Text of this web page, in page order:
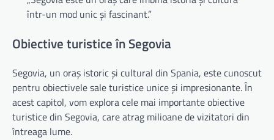
într-un mod unic și fascinant.”
Obiective turistice în Segovia
Segovia, un oraș istoric și cultural din Spania, este cunoscut
pentru obiectivele sale turistice unice și impresionante. În
acest capitol, vom explora cele mai importante obiective
turistice din Segovia, care atrag milioane de vizitatori din
întreaga lume.